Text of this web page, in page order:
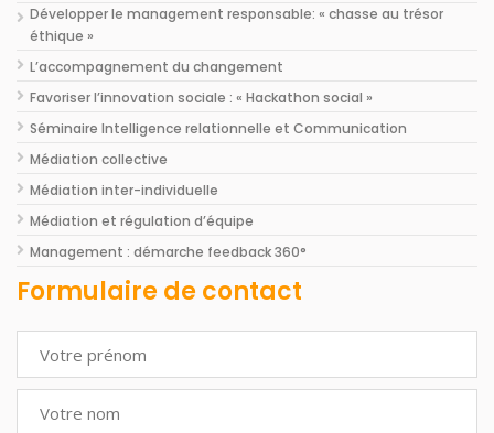
Développer le management responsable: « chasse au trésor
éthique »
L’accompagnement du changement
Favoriser l’innovation sociale : « Hackathon social »
Séminaire Intelligence relationnelle et Communication
Médiation collective
Médiation inter-individuelle
Médiation et régulation d’équipe
Management : démarche feedback 360°
Formulaire de contact